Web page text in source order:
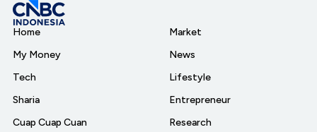
Home
My Money
Tech
Sharia
Cuap Cuap Cuan
Market
News
Lifestyle
Entrepreneur
Research